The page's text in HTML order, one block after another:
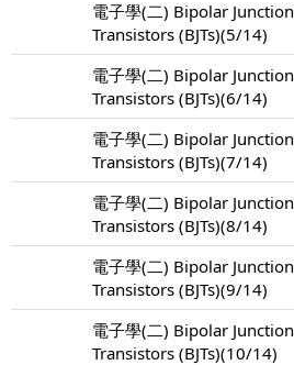
電子學(二) Bipolar Junction
Transistors (BJTs)(5/14)
電子學(二) Bipolar Junction
Transistors (BJTs)(6/14)
電子學(二) Bipolar Junction
Transistors (BJTs)(7/14)
電子學(二) Bipolar Junction
Transistors (BJTs)(8/14)
電子學(二) Bipolar Junction
Transistors (BJTs)(9/14)
電子學(二) Bipolar Junction
Transistors (BJTs)(10/14)